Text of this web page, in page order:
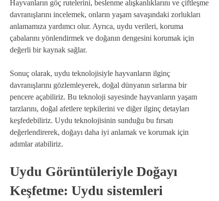
Hayvanların göç rutelerini, beslenme alışkanlıklarını ve çiftleşme
davranışlarını incelemek, onların yaşam savaşındaki zorlukları
anlamamıza yardımcı olur. Ayrıca, uydu verileri, koruma
çabalarını yönlendirmek ve doğanın dengesini korumak için
değerli bir kaynak sağlar.
Sonuç olarak, uydu teknolojisiyle hayvanların ilginç
davranışlarını gözlemleyerek, doğal dünyanın sırlarına bir
pencere açabiliriz. Bu teknoloji sayesinde hayvanların yaşam
tarzlarını, doğal afetlere tepkilerini ve diğer ilginç detayları
keşfedebiliriz. Uydu teknolojisinin sunduğu bu fırsatı
değerlendirerek, doğayı daha iyi anlamak ve korumak için
adımlar atabiliriz.
Uydu Görüntüleriyle Doğayı
Keşfetme: Uydu sistemleri